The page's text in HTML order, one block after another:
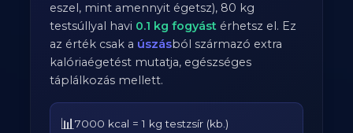
eszel, mint amennyit égetsz), 80 kg
testsúllyal havi 0.1 kg fogyást érhetsz el. Ez
az érték csak a úszásból származó extra
kalóriaégetést mutatja, egészséges
táplálkozás mellett.
📊7000 kcal = 1 kg testzsír (kb.)